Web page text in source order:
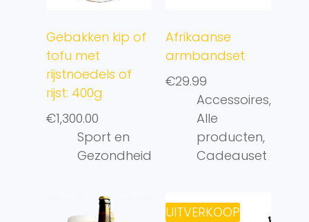
Gebakken kip of
tofu met
rijstnoedels of
rijst: 400g
€1,300.00
Sport en
Gezondheid
Afrikaanse
armbandset
€29.99
Accessoires,
Alle
producten,
Cadeauset
UITVERKOOP